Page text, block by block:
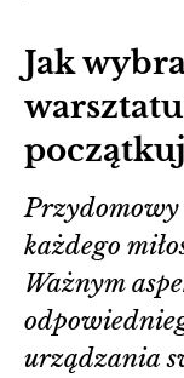
Jak
każdego
Ważnym
urządzania